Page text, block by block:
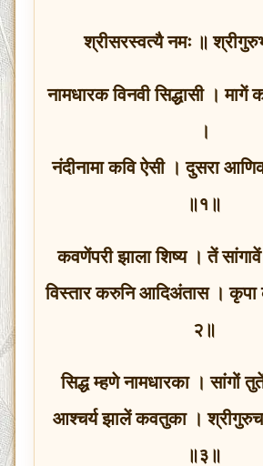
श्रीसरस्वत्यै नमः ॥
नामधारक विनवी सिद्धासी । मागें
।
नंदीनामा कवि ऐसी । दुसरा
॥१॥
कवणेंपरी झाला शिष्य । तें
विस्तार करुनि आदिअंतास । कृपा
२॥
सिद्ध म्हणे नामधारका । सांगों
आश्चर्य झालें कवतुका ।
॥३॥